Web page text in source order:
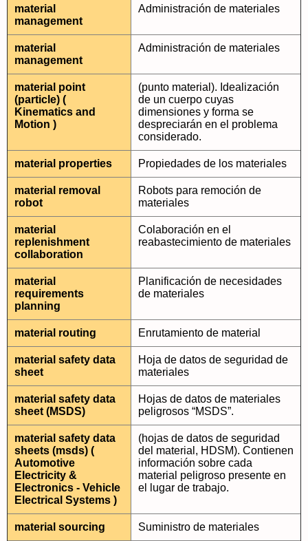
material
management
Administración de materiales
material
management
Administración de materiales
material point
(particle) (
Kinematics and
Motion )
(punto material). Idealización
de un cuerpo cuyas
dimensiones y forma se
despreciarán en el problema
considerado.
material properties Propiedades de los materiales
material removal
robot
Robots para remoción de
materiales
material
replenishment
collaboration
Colaboración en el
reabastecimiento de materiales
material
requirements
planning
Planificación de necesidades
de materiales
material routing Enrutamiento de material
material safety data
sheet
Hoja de datos de seguridad de
materiales
material safety data
sheet (MSDS)
Hojas de datos de materiales
peligrosos “MSDS”.
material safety data
sheets (msds) (
Automotive
Electricity &
Electronics - Vehicle
Electrical Systems )
(hojas de datos de seguridad
del material, HDSM). Contienen
información sobre cada
material peligroso presente en
el lugar de trabajo.
material sourcing Suministro de materiales